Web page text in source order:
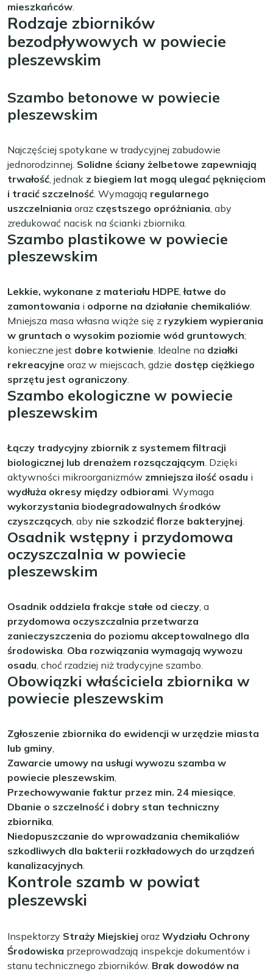
mieszkańców.
Rodzaje zbiorników
bezodpływowych w powiecie
pleszewskim
Szambo betonowe w powiecie
pleszewskim
Najczęściej spotykane w tradycyjnej zabudowie
jednorodzinnej. Solidne ściany żelbetowe zapewniają
trwałość, jednak z biegiem lat mogą ulegać pęknięciom
i tracić szczelność. Wymagają regularnego
uszczelniania oraz częstszego opróżniania, aby
zredukować nacisk na ścianki zbiornika.
Szambo plastikowe w powiecie
pleszewskim
Lekkie, wykonane z materiału HDPE,łatwe do
zamontowania i odporne na działanie chemikaliów.
Mniejsza masa własna wiąże się z ryzykiem wypierania
w gruntach o wysokim poziomie wód gruntowych;
konieczne jest dobre kotwienie. Idealne na działki
rekreacyjne oraz w miejscach, gdzie dostęp ciężkiego
sprzętu jest ograniczony.
Szambo ekologiczne w powiecie
pleszewskim
Łączy tradycyjny zbiornik z systemem filtracji
biologicznej lub drenażem rozsączającym. Dzięki
aktywności mikroorganizmów zmniejsza ilość osadu i
wydłuża okresy między odbiorami. Wymaga
wykorzystania biodegradowalnych środków
czyszczących, aby nie szkodzić florze bakteryjnej.
Osadnik wstępny i przydomowa
oczyszczalnia w powiecie
pleszewskim
Osadnik oddziela frakcje stałe od cieczy, a
przydomowa oczyszczalnia przetwarza
zanieczyszczenia do poziomu akceptowalnego dla
środowiska. Oba rozwiązania wymagają wywozu
osadu, choć rzadziej niż tradycyjne szambo.
Obowiązki właściciela zbiornika w
powiecie pleszewskim
Zgłoszenie zbiornika do ewidencji w urzędzie miasta
lub gminy,
Zawarcie umowy na usługi wywozu szamba w
powiecie pleszewskim,
Przechowywanie faktur przez min. 24 miesiące,
Dbanie o szczelność i dobry stan techniczny
zbiornika,
Niedopuszczanie do wprowadzania chemikaliów
szkodliwych dla bakterii rozkładowych do urządzeń
kanalizacyjnych.
Kontrole szamb w powiat
pleszewski
Inspektorzy Straży Miejskiej oraz Wydziału Ochrony
Środowiska przeprowadzają inspekcje dokumentów i
stanu technicznego zbiorników. Brak dowodów na